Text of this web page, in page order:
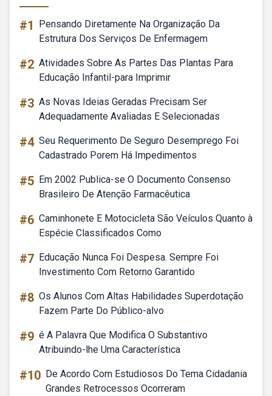
#1
Pensando Diretamente Na Organização Da
Estrutura Dos Serviços De Enfermagem
#2 Atividades Sobre As Partes Das Plantas Para
Educação Infantil-para Imprimir
#3 As Novas Ideias Geradas Precisam Ser
Adequadamente Avaliadas E Selecionadas
#4 Seu Requerimento De Seguro Desemprego Foi
Cadastrado Porem Há Impedimentos
#5 Em 2002 Publica-se O Documento Consenso
Brasileiro De Atenção Farmacêutica
#6 Caminhonete E Motocicleta São Veículos Quanto à
Espécie Classificados Como
#7 Educação Nunca Foi Despesa. Sempre Foi
Investimento Com Retorno Garantido
#8 Os Alunos Com Altas Habilidades Superdotação
Fazem Parte Do Público-alvo
#9 é A Palavra Que Modifica O Substantivo
Atribuindo-lhe Uma Característica
#10 De Acordo Com Estudiosos Do Tema Cidadania
Grandes Retrocessos Ocorreram